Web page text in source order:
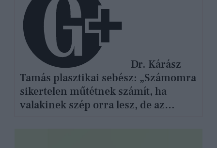
Tamás plasztikai sebész: „Számomra
sikertelen műtétnek számít, ha
valakinek szép orra lesz, de az